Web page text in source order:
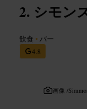
シモン
飲食 • バー
4.8
画像 /